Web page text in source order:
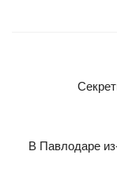
В Павлодаре